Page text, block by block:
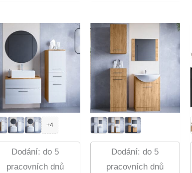
+4
Dodání: do 5
pracovních dnů
Dodání: do 5
pracovních dnů